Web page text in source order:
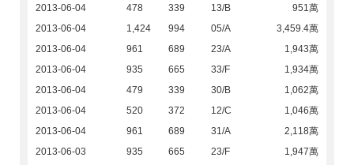
2013-06-04
478 339 13/B
951萬
2013-06-04
1,424 994 05/A
3,459.4萬
2013-06-04
961 689 23/A
1,943萬
2013-06-04
935 665 33/F
1,934萬
2013-06-04
479 339 30/B
1,062萬
2013-06-04
520 372 12/C
1,046萬
2013-06-04
961 689 31/A
2,118萬
2013-06-03
935 665 23/F
1,947萬